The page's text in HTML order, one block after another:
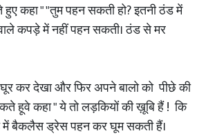
कहा " "तुम पहन सकती हो? इतनी ठंड में
कपड़े में नहीं पहन सकती। ठंड से मर
कर देखा और फिर अपने बालो को पीछे की
हूवे कहा " ये तो लड़कियों की ख़ूबि हैं ! कि
में बैकलैस ड्रेस पहन कर घूम सकती हैं।